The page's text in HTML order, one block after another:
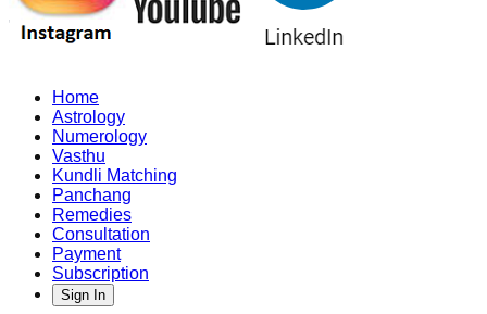
Home
Astrology
Numerology
Vasthu
Kundli Matching
Panchang
Remedies
Consultation
Payment
Subscription
Sign In